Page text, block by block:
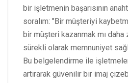
bir işletmenin başarısının
soralım: "Bir müşteriyi
bir müşteri kazanmak mı daha
sürekli olarak memnuniyet
Bu belgelendirme ile
artırarak güvenilir bir imaj